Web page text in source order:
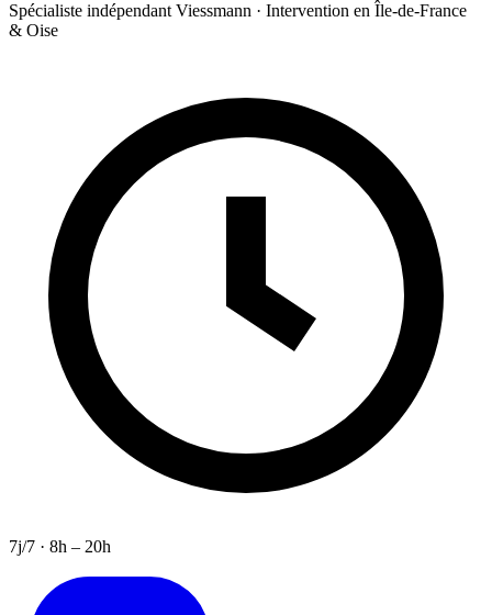
Spécialiste indépendant Viessmann · Intervention en Île-de-France
& Oise
7j/7 · 8h – 20h